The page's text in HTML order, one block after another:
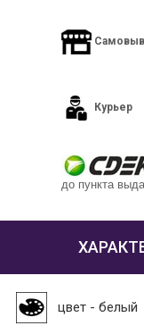
Курьер
до пункта
цвет - белый